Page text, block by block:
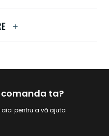
comanda ta?
aici pentru a vă ajuta